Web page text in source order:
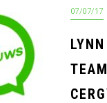
07/07/17